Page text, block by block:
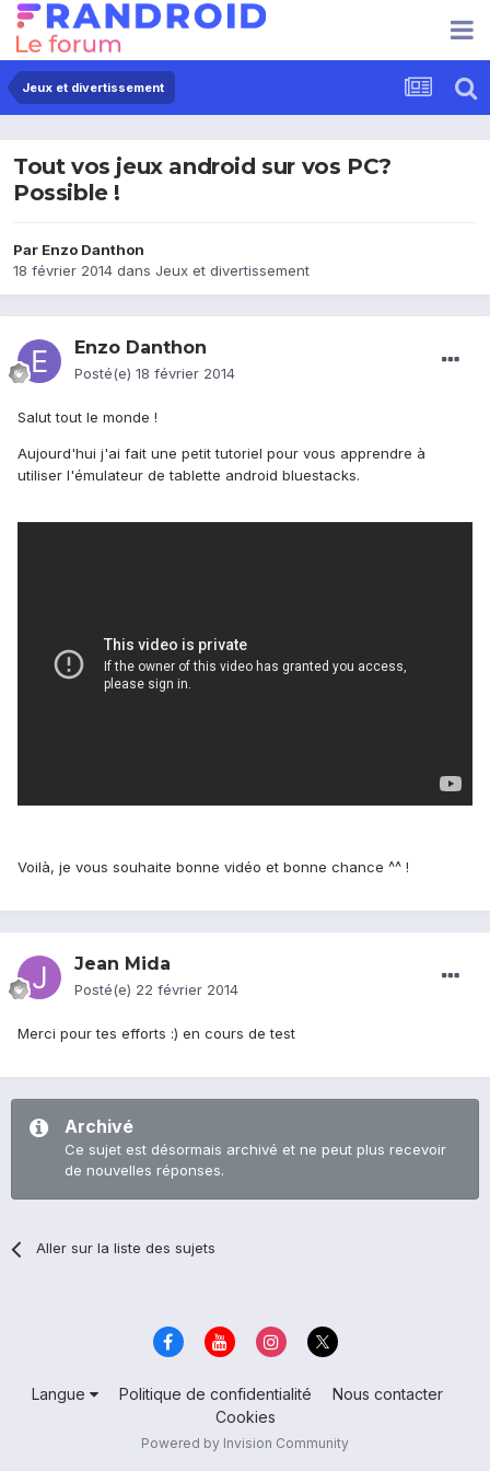
Jeux et divertissement
Tout vos jeux android sur vos PC?
Possible !
Par Enzo Danthon
18 février 2014 dans Jeux et divertissement
Enzo Danthon
Posté(e) 18 février 2014
Salut tout le monde !
Aujourd'hui j'ai fait une petit tutoriel pour vous apprendre à
utiliser l'émulateur de tablette android bluestacks.
Voilà, je vous souhaite bonne vidéo et bonne chance ^^ !
Jean Mida
Posté(e) 22 février 2014
Merci pour tes efforts :) en cours de test
Archivé
Ce sujet est désormais archivé et ne peut plus recevoir
de nouvelles réponses.
Aller sur la liste des sujets
Langue Politique de confidentialité
Nous contacter
Cookies
Powered by Invision Community